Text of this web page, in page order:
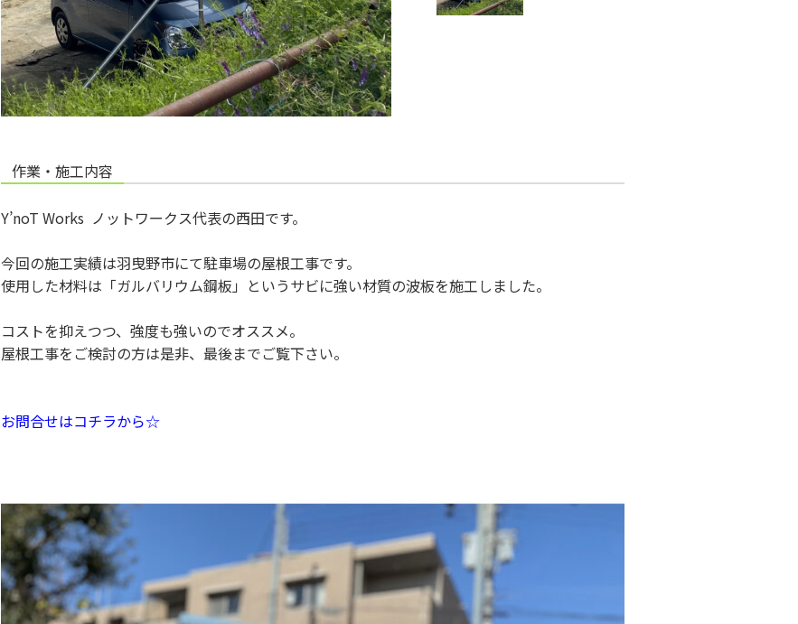
作業・施工内容
Y’noT Works ノットワークス代表の西田です。
今回の施工実績は羽曳野市にて駐車場の屋根工事です。
使用した材料は「ガルバリウム鋼板」というサビに強い材質の波板を施工しました。
コストを抑えつつ、強度も強いのでオススメ。
屋根工事をご検討の方は是非、最後までご覧下さい。
お問合せはコチラから☆